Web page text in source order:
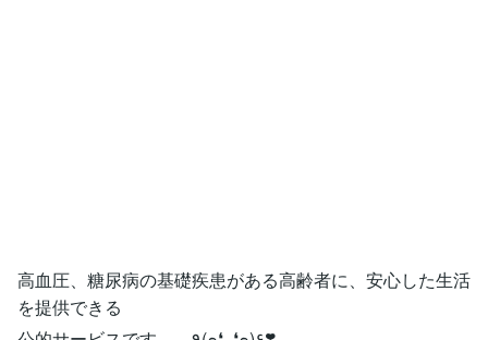
高血圧、糖尿病の基礎疾患がある高齢者に、安心した生活
を提供できる